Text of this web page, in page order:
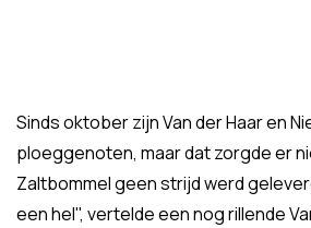
Sinds oktober zijn Van der Haar en
ploeggenoten, maar dat zorgde er
Zaltbommel geen strijd werd
een hel", vertelde een nog rillende